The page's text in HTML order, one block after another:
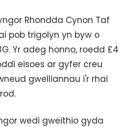
Rhondda Cynon Taf
pob trigolyn yn byw o
Yr adeg honno, roedd £4
eisoes ar gyfer creu
gwelliannau i'r rhai
wedi gweithio gyda